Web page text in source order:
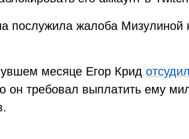
послужила жалоба Мизулиной
месяце Егор Крид отсудил
он требовал выплатить ему